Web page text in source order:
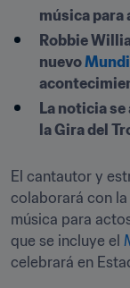
música para
Robbie
nuevo
La noticia
la Gira del
El cantautor y
colaborará con
música para
que se incluye el
celebrará en